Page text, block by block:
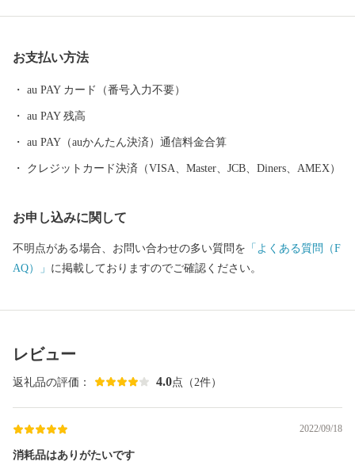
みさのし）が誕生し、昭和29年、南中通村、日根野村、長滝村、
上之郷村、大土村の5カ村が合併し、現在の市域が形成されていま
し、世界と日本を結ぶ玄関都市として、21世紀にふさわしい国際
都市をめざしてまちづくりに取り組んでいます。
お支払い方法
au PAY カード（番号入力不要）
au PAY 残高
au PAY（auかんたん決済）通信料金合算
クレジットカード決済（VISA、Master、JCB、Diners、AMEX）
お申し込みに関して
不明点がある場合、お問い合わせの多い質問を 「よくある質問（F
AQ）」 に掲載しておりますのでご確認ください。
レビュー
返礼品の評価： 4.0点（2件）
2022/09/18
消耗品はありがたいです